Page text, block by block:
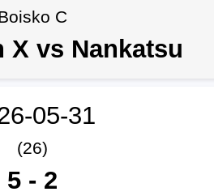
C
X vs Nankatsu
05-31
(26)
5 - 2